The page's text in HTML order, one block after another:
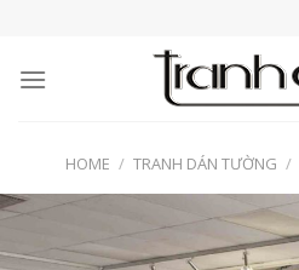
content
HOME / TRANH DÁN TƯỜNG /